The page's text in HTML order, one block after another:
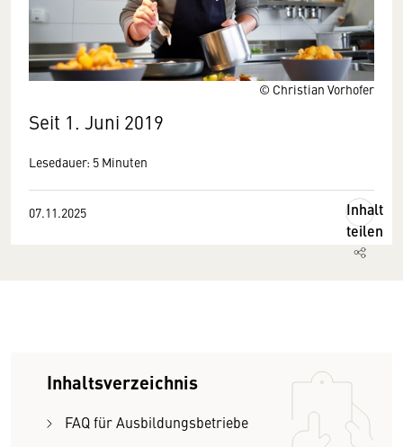
© Christian Vorhofer
Seit 1. Juni 2019
Lesedauer: 5 Minuten
07.11.2025
Inhalt
teilen
Inhaltsverzeichnis
FAQ für Ausbildungsbetriebe